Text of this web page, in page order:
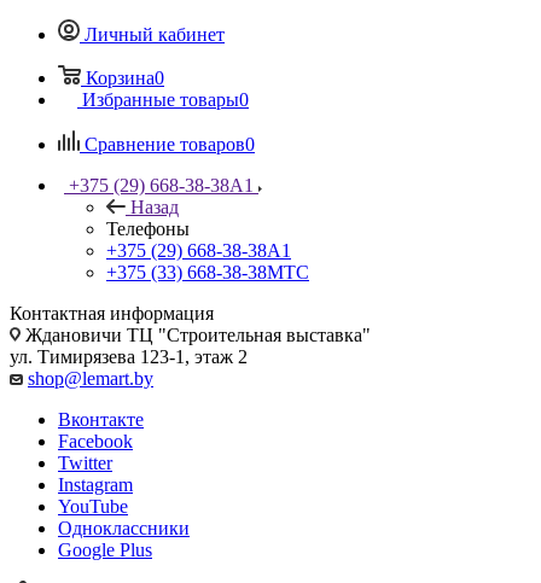
Личный кабинет
Корзина0
Избранные товары0
Сравнение товаров0
+375 (29) 668-38-38A1
Назад
Телефоны
+375 (29) 668-38-38A1
+375 (33) 668-38-38МТС
Контактная информация
Ждановичи ТЦ "Строительная выставка"
ул. Тимирязева 123-1, этаж 2
shop@lemart.by
Вконтакте
Facebook
Twitter
Instagram
YouTube
Одноклассники
Google Plus